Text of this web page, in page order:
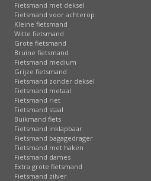
Fietsmand met deksel
Fietsmand voor achterop
Kleine fietsmand
Witte fietsmand
Grote fietsmand
Bruine fietsmand
Fietsmand medium
Grijze fietsmand
Fietsmand zonder deksel
Fietsmand metaal
Fietsmand riet
Fietsmand staal
Buikmand fiets
Fietsmand inklapbaar
Fietsmand bagagedrager
Fietsmand met haken
Fietsmand dames
Extra grote fietsmand
Fietsmand zilver